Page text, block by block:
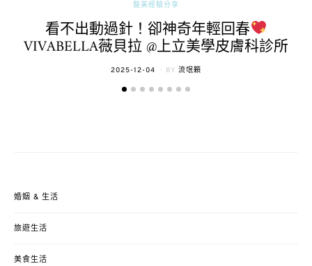
醫美經驗分享
看不出動過針！卻神奇年輕回春
VIVABELLA薇貝拉 @上立美學皮膚科診所
POSTED
2025-12-04 BY 流氓顆
婚姻 & 生活
旅遊生活
美食生活